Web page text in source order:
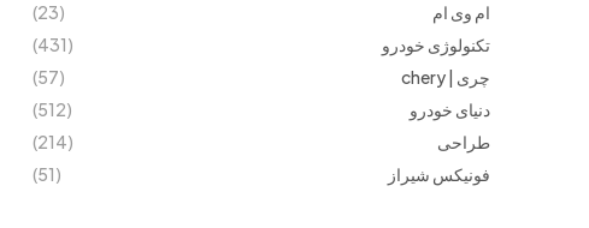
ام وی ام
(23)
تکنولوژی خودرو
(431)
چری | chery
(57)
دنیای خودرو
(512)
طراحی
(214)
فونیکس شیراز
(51)